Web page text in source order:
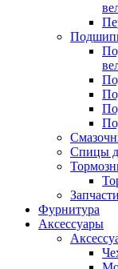
Спицы
Фурнитура
Аксессуары